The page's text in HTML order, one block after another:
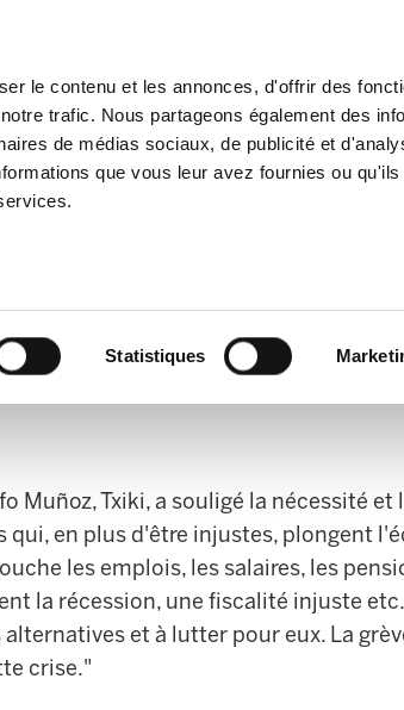
le contenu et les annonces, d'offrir des
trafic. Nous partageons également des
de médias sociaux, de publicité et
que vous leur avez fournies ou qu'ils
Statistiques
STEE-EILAS, EHNE, HIRU, CGT
ont convoqué une grève
Muñoz, Txiki,a souligé la nécessité
qui, en plus d'être injustes, plongent
he les emplois, les salaires, les
nt a récession, une fiscalité injuste etc
et à lutter pour eux. La
crise."